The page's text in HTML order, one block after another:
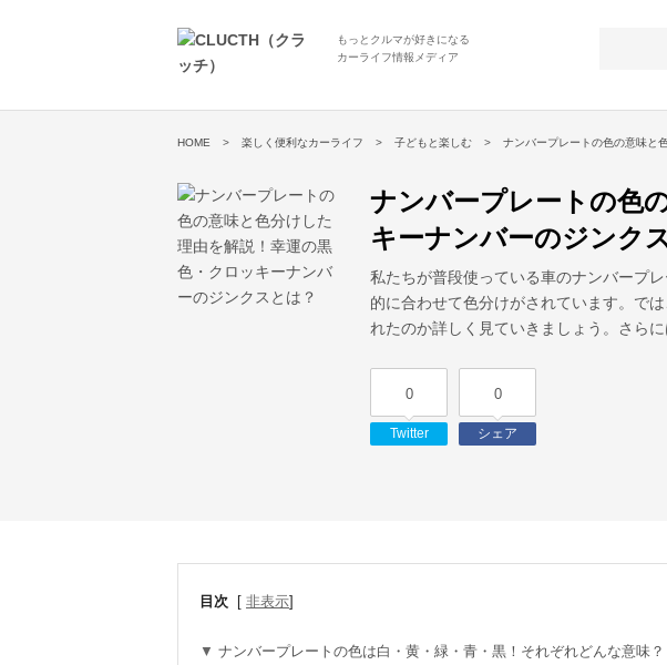
もっとクルマが好きになる
カーライフ情報メディア
HOME 楽しく便利なカーライフ 子どもと楽しむ ナンバープレートの色の意味と
ナンバープレートの色
キーナンバーのジンク
私たちが普段使っている車のナンバープ
的に合わせて色分けがされています。で
れたのか詳しく見ていきましょう。さら
0
Twitter
0
シェア
目次 [ 非表示]
ナンバープレートの色は白・黄・緑・青・黒！それぞれどんな意味？